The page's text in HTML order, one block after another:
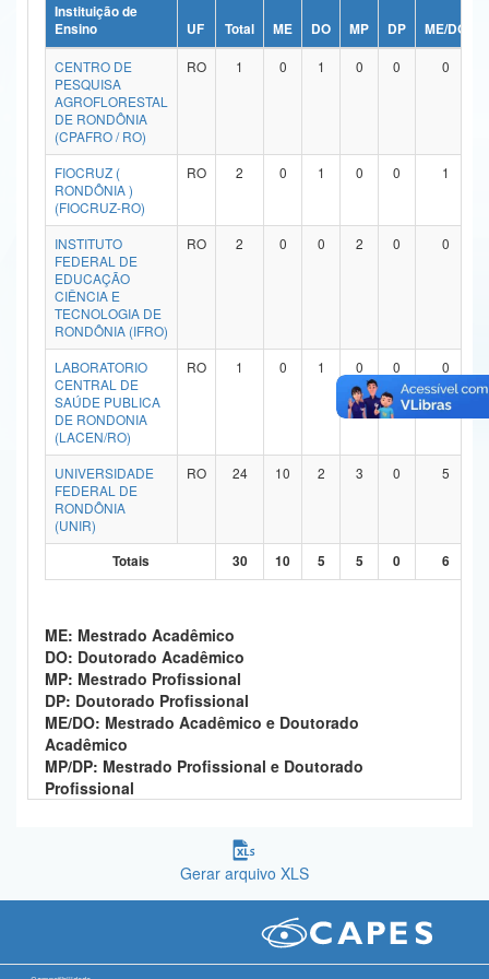
Ministério da Ciência, Tecnologia, Inovações e Comunicações
Ministério do Meio Ambiente
Ministério do Turismo
Ministério do Desenvolvimento Regional
Controladoria-Geral da União
Ministério da Mulher, da Família e dos Direitos Humanos
Secretaria-Geral
Secretaria de Governo
Gabinete de Segurança Institucional
Advocacia-Geral da União
Instituição de
Ensino
UF Total ME DO MP DP ME/DO
CENTRO DE
PESQUISA
AGROFLORESTAL
DE RONDÔNIA
(CPAFRO / RO)
RO 1 0 1 0 0 0
FIOCRUZ (
RONDÔNIA )
(FIOCRUZ-RO)
RO 2 0 1 0 0 1
INSTITUTO
FEDERAL DE
EDUCAÇÃO
CIÊNCIA E
TECNOLOGIA DE
RONDÔNIA (IFRO)
RO 2 0 0 2 0 0
LABORATORIO
CENTRAL DE
SAÚDE PUBLICA
DE RONDONIA
(LACEN/RO)
RO 1 0 1 0 0 0
UNIVERSIDADE
FEDERAL DE
RONDÔNIA
(UNIR)
RO 24 10 2 3 0 5
Totais 30 10 5 5 0 6
ME: Mestrado Acadêmico
DO: Doutorado Acadêmico
MP: Mestrado Profissional
DP: Doutorado Profissional
ME/DO: Mestrado Acadêmico e Doutorado
Acadêmico
MP/DP: Mestrado Profissional e Doutorado
Profissional
Gerar arquivo XLS